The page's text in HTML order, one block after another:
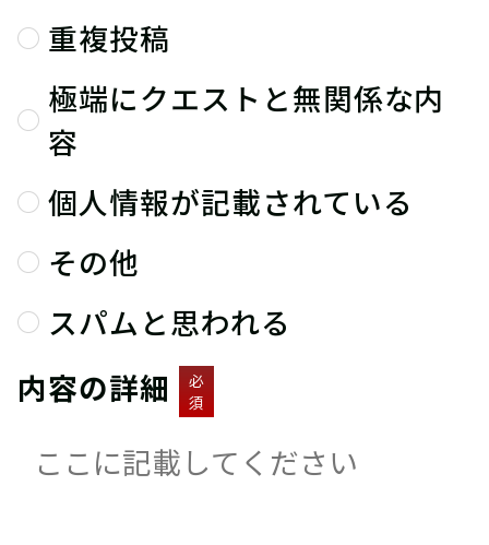
重複投稿
極端にクエストと無関係な内
容
個人情報が記載されている
その他
スパムと思われる
内容の詳細
必
須